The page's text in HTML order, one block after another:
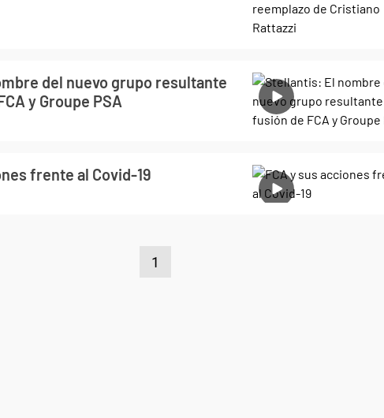
del nuevo grupo resultante
y Groupe PSA
frente al Covid-19
1